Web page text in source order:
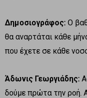
Δημοσιογράφος: Ο
θα αναρτάται κάθε
που έχετε σε κάθε
Άδωνις Γεωργιάδης:
δούμε πρώτα την ροή.